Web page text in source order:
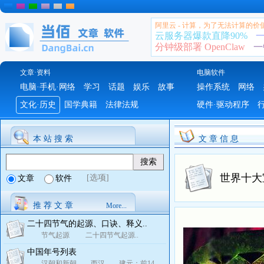
阿里云 - 计算，为了无法计算的价
云服务器爆款直降90%
分钟级部署 OpenClaw
文章·资料 电脑软件
电脑·手机·网络 学习 话题 娱乐
故事
文化·历史
国学典籍 法律法规
操作系统 网络
硬件·驱动程序
本 站 搜 索
文章 软件 [选项]
推 荐 文 章 More...
二十四节气的起源、口诀、释义..
节气起源 二十四节气起源..
中国年号列表
文 章 信 息
世界十